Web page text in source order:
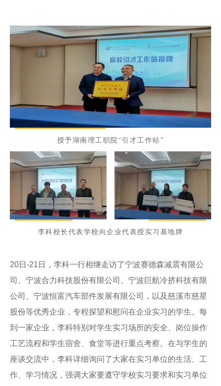
授予湖南理工职院“引才工作站”
李科校长代表学校向企业代表授实习基地牌
20日-21日，李科一行相继走访了宁波赛德森减震有限公
司、宁波合力科技股份有限公司、宁波巨航冷挤科技有限
公司、宁波恒富汽车部件发展有限公司，以及慈溪市慈星
股份等优秀企业，专程探望和慰问在企业实习的学生。每
到一家企业，李科特别对学生实习场所的安全、岗位操作
工艺流程和学生宿舍、食堂等进行重点考察。在与学生的
座谈交流中，李科详细询问了大家在实习单位的生活、工
作、学习情况，强调大家要遵守学校实习要求和实习单位